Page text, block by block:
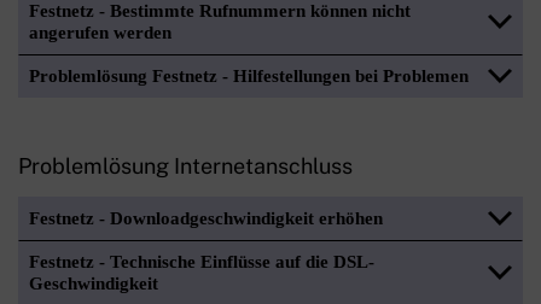
Festnetz - Bestimmte Rufnummern können nicht
angerufen werden
Problemlösung Festnetz - Hilfestellungen bei Problemen
Problemlösung Internetanschluss
Festnetz - Downloadgeschwindigkeit erhöhen
Festnetz - Technische Einflüsse auf die DSL-
Geschwindigkeit